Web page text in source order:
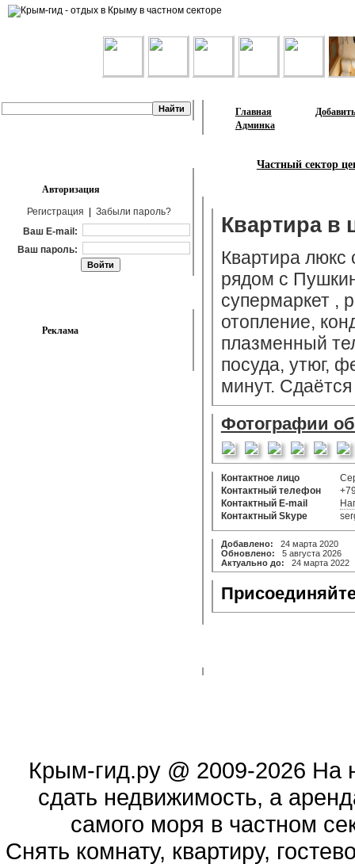
Главная
Админка
Частный сектор
Квартира в
Квартира
рядом с
супермаркет ,
отопление,
плазменный
посуда, утюг,
минут. Сдаётся
Фотографии
Контактное лицо
Контактный телефон
Контактный E-mail
Контактный Skype
Добавлено: 24 марта 2020
Обновлено: 5 августа 2026
Актуально до: 24 марта 2022
Авторизация
Регистрация
Забыли пароль?
Ваш E-mail:
Ваш пароль:
Реклама
Крым-гид.ру@ 2009-2026 На
сдать недвижимость, а
самого моря в частном
Cнять комнату, квартиру,